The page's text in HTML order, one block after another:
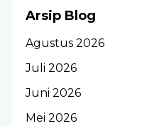
Arsip Blog
Agustus 2026
Juli 2026
Juni 2026
Mei 2026